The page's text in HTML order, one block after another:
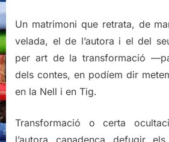
Un matrimoni que retrata, de
velada, el de l’autora i el del
per art de la transformació
dels contes, en podíem dir
en la Nell i en Tig.
Transformació o certa